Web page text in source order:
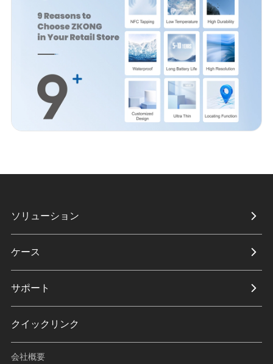
ソリューション
ケース
サポート
クイックリンク
会社概要